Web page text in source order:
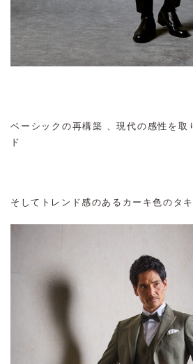
ベーシックの再構築 、現代の感性を取
ド
そしてトレンド感のあるカーキ色のタ